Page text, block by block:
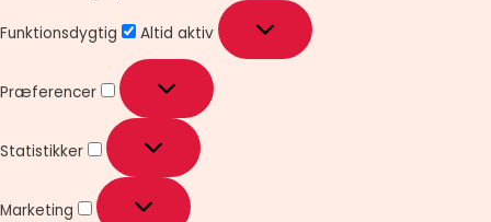
Funktionsdygtig Altid aktiv
Præferencer
Statistikker
Marketing